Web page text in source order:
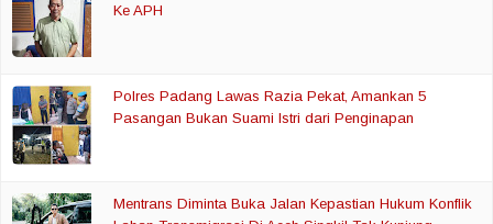
Ke APH
Polres Padang Lawas Razia Pekat, Amankan 5
Pasangan Bukan Suami Istri dari Penginapan
Mentrans Diminta Buka Jalan Kepastian Hukum Konflik